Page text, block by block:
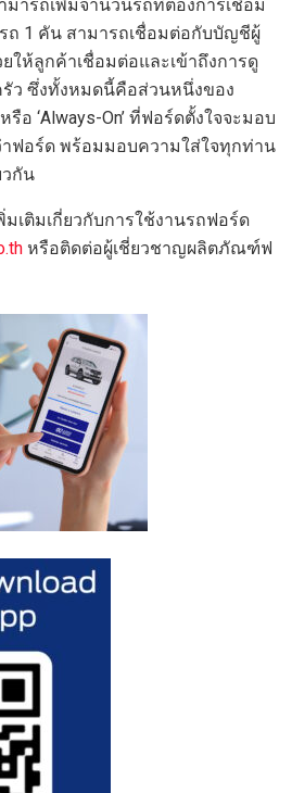
ารถเพิ่มจำนวนรถที่ต้องการเชื่อม
ถ 1 คัน สามารถเชื่อมต่อกับบัญชีผู้
ให้ลูกค้าเชื่อมต่อและเข้าถึงการดู
ว ซึ่งทั้งหมดนี้คือส่วนหนึ่งของ
รือ ‘Always-On’ ที่ฟอร์ดตั้งใจจะมอบ
ฟอร์ด พร้อมมอบความใส่ใจทุกท่าน
วกัน
เติมเกี่ยวกับการใช้งานรถฟอร์ด
หรือติดต่อผู้เชี่ยวชาญผลิตภัณฑ์ฟ